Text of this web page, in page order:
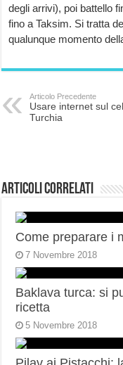
degli arrivi), poi battello
fino a Taksim. Si tratta
qualunque momento
Articolo Precedente
Usare internet sul
Turchia
Articoli correlati
Come preparare i
7 Novembre 2018
Baklava turca: si
ricetta
5 Novembre 2018